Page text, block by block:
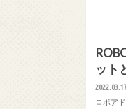
ット
ロボア